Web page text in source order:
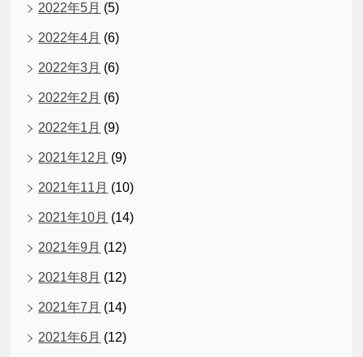
2022年5月 (5)
2022年4月 (6)
2022年3月 (6)
2022年2月 (6)
2022年1月 (9)
2021年12月 (9)
2021年11月 (10)
2021年10月 (14)
2021年9月 (12)
2021年8月 (12)
2021年7月 (14)
2021年6月 (12)